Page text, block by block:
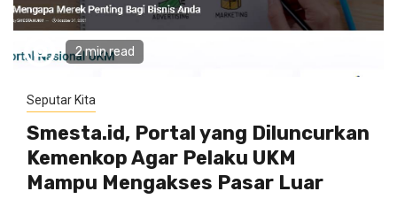
2 min read
Seputar Kita
Smesta.id, Portal yang Diluncurkan
Kemenkop Agar Pelaku UKM
Mampu Mengakses Pasar Luar